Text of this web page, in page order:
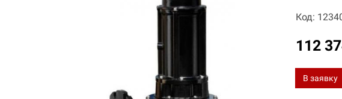
Код:
112
В заявку